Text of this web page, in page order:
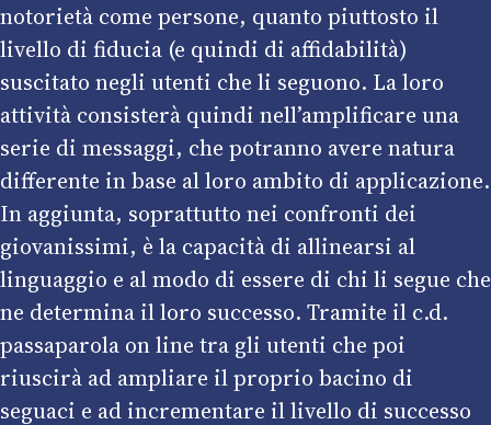
notorietà come persone, quanto piuttosto il
livello di fiducia (e quindi di affidabilità)
suscitato negli utenti che li seguono. La loro
attività consisterà quindi nell’amplificare una
serie di messaggi, che potranno avere natura
differente in base al loro ambito di applicazione.
In aggiunta, soprattutto nei confronti dei
giovanissimi, è la capacità di allinearsi al
linguaggio e al modo di essere di chi li segue che
ne determina il loro successo. Tramite il c.d.
passaparola on line tra gli utenti che poi
riuscirà ad ampliare il proprio bacino di
seguaci e ad incrementare il livello di successo